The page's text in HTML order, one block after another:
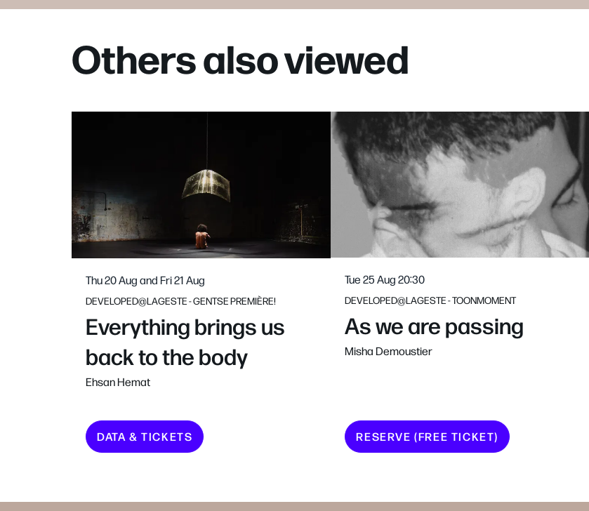
Others also viewed
Everything brings us
back to the body
Ehsan Hemat
DEVELOPED@LAGESTE - GENTSE PREMIÈRE!
Thu 20 AugandFri 21 Aug
DATA & TICKETS
As we are passing
Misha Demoustier
DEVELOPED@LAGESTE - TOONMOMENT
Tue 25 Aug20:30
RESERVE (FREE TICKET)